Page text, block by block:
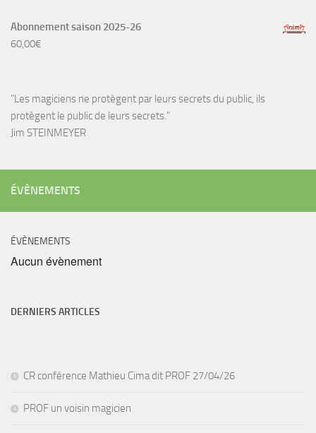
Abonnement saison 2025-26
60,00€
"Les magiciens ne protègent par leurs secrets du public, ils
protègent le public de leurs secrets."
Jim STEINMEYER
ÉVÈNEMENTS
ÉVÈNEMENTS
Aucun évènement
DERNIERS ARTICLES
CR conférence Mathieu Cima dit PROF 27/04/26
PROF un voisin magicien